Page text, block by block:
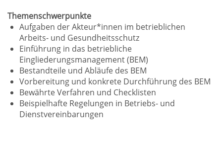
Themenschwerpunkte
Aufgaben der Akteur*innen im betrieblichen
Arbeits- und Gesundheitsschutz
Einführung in das betriebliche
Eingliederungsmanagement (BEM)
Bestandteile und Abläufe des BEM
Vorbereitung und konkrete Durchführung des BEM
Bewährte Verfahren und Checklisten
Beispielhafte Regelungen in Betriebs- und
Dienstvereinbarungen